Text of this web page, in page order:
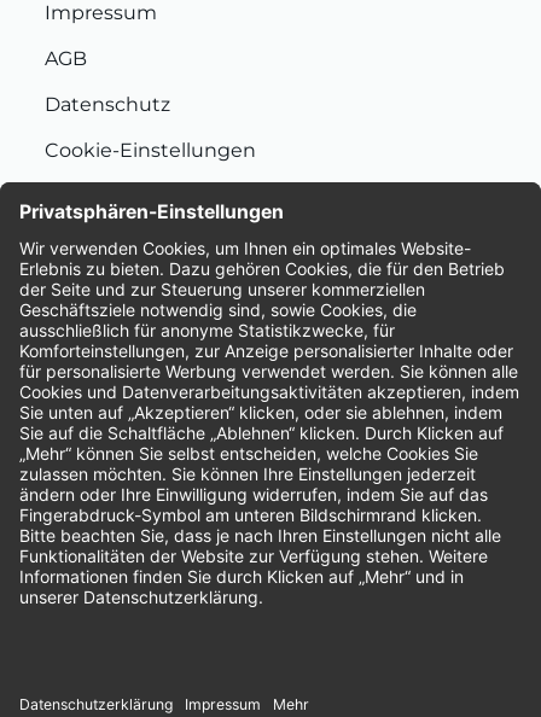
Impressum
AGB
Datenschutz
Cookie-Einstellungen
Bewertungen
Unsere Zahlungsarten: